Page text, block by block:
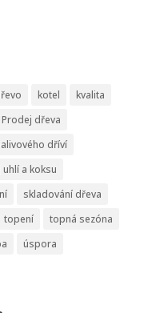
kotel
kvalita
Prodej dřeva
dříví
a koksu
skladování dřeva
topení
topná sezóna
úspora